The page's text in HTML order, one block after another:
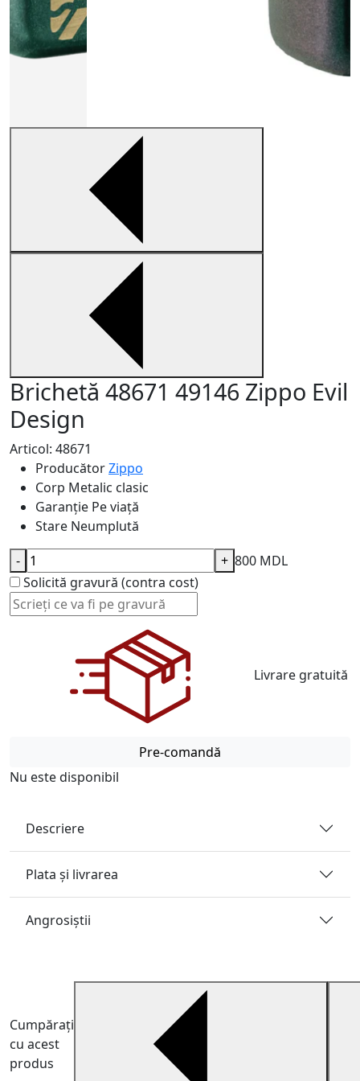
Brichetă 48671 49146 Zippo Evil
Design
Articol: 48671
ProducătorZippo
Corp Metalic clasic
Garanție Pe viață
Stare Neumplută
800 MDL
Solicită gravură (contra cost)
- +
Livrare gratuită
Pre-comandă
Nu este disponibil
Descriere
Plata și livrarea
Angrosiştii
Cumpărați
cu acest
produs